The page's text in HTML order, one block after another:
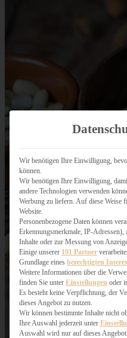
Wir benötigen Ihre Einwilligung,
können.
Wir benötigen Ihre Einwilligung,
andere Technologien verwenden
Werbung zu liefern. Auf diese Weise
Website.
Personenbezogene Daten können
Erkennungsmerkmale, IP-
Inhalte oder zur Messung von
Einige unserer 191 Partner
Grundlage eines berechtigten
Weitere Informationen über die
finden Sie unter Einstellungen oder
Es besteht keine Verpflichtung, der
dieses Angebot zu nutzen.
Wir können bestimmte Inhalte nicht
Ihre Auswahl jederzeit unter
Auswahl wird nur auf dieses Angebot